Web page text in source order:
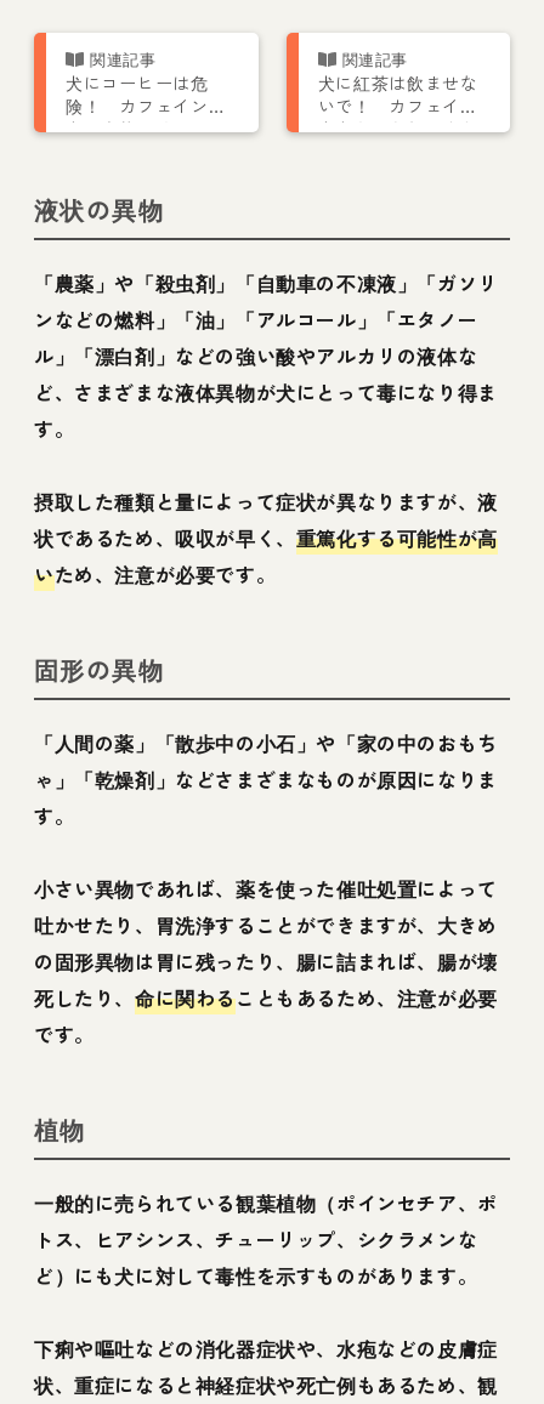
犬にコーヒーは危
険！ カフェイン中
毒の症状や致死量、
犬に紅茶は飲ませな
いで！ カフェイン
中毒を引き起こす危
液状の異物
「農薬」や「殺虫剤」「自動車の不凍液」「ガソリ
ンなどの燃料」「油」「アルコール」「エタノー
ル」「漂白剤」などの強い酸やアルカリの液体な
ど、さまざまな液体異物が犬にとって毒になり得ま
す。
摂取した種類と量によって症状が異なりますが、液
状であるため、吸収が早く、 重篤化する可能性が高
いため、注意が必要です。
固形の異物
「人間の薬」「散歩中の小石」や「家の中のおもち
ゃ」「乾燥剤」などさまざまなものが原因になりま
す。
小さい異物であれば、薬を使った催吐処置によって
吐かせたり、胃洗浄することができますが、大きめ
の固形異物は胃に残ったり、腸に詰まれば、腸が壊
死したり、 命に関わることもあるため、注意が必要
です。
植物
一般的に売られている観葉植物（ポインセチア、ポ
トス、ヒアシンス、チューリップ、シクラメンな
ど）にも犬に対して毒性を示すものがあります。
下痢や嘔吐などの消化器症状や、水疱などの皮膚症
状、重症になると神経症状や死亡例もあるため、観